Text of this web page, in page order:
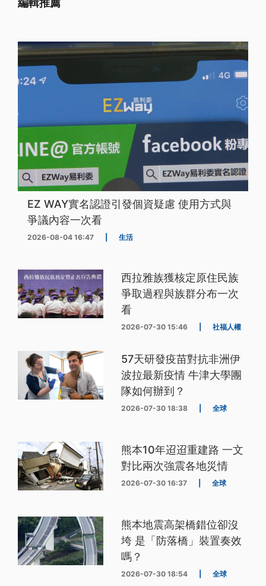
編輯推薦
EZ WAY實名認證引發個資疑慮 使用方式與
爭議內容一次看
2026-08-04 16:47 生活
西拉雅族獲核定原住民族
爭取過程與族群分布一次
看
2026-07-30 15:46 社福人權
57天研發疫苗對抗非洲伊
波拉最新疫情 牛津大學團
隊如何辦到？
2026-07-30 18:38 全球
熊本10年迢迢重建路 一文
對比兩次強震各地災情
2026-07-30 16:37 全球
熊本地震高架橋錯位卻沒
垮 是「防落橋」裝置奏效
嗎？
2026-07-30 18:54 全球